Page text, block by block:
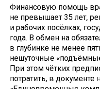
Финансовую помощь
не превышает 35 лет,
и рабочих посёлках,
года. В обмен на
в глубинке не менее
нешуточные
При этом чётких
потратить, в документе